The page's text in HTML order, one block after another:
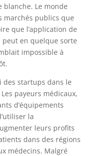
blanche. Le monde
marchés publics que
que l’application de
en quelque sorte
impossible à
des startups dans le
payeurs médicaux,
d’équipements
la
leurs profits
dans des régions
médecins. Malgré